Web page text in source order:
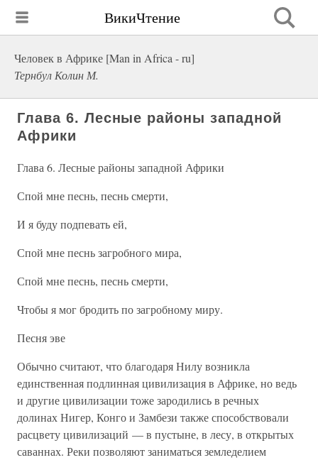
ВикиЧтение
Человек в Африке [Man in Africa - ru]
Тернбул Колин М.
Глава 6. Лесные районы западной
Африки
Глава 6. Лесные районы западной Африки
Спой мне песнь, песнь смерти,
И я буду подпевать ей,
Спой мне песнь загробного мира,
Спой мне песнь, песнь смерти,
Чтобы я мог бродить по загробному миру.
Песня эве
Обычно считают, что благодаря Нилу возникла
единственная подлинная цивилизация в Африке, но ведь
и другие цивилизации тоже зародились в речных
долинах Нигер, Конго и Замбези также способствовали
расцвету цивилизаций — в пустыне, в лесу, в открытых
саваннах. Реки позволяют заниматься земледелием